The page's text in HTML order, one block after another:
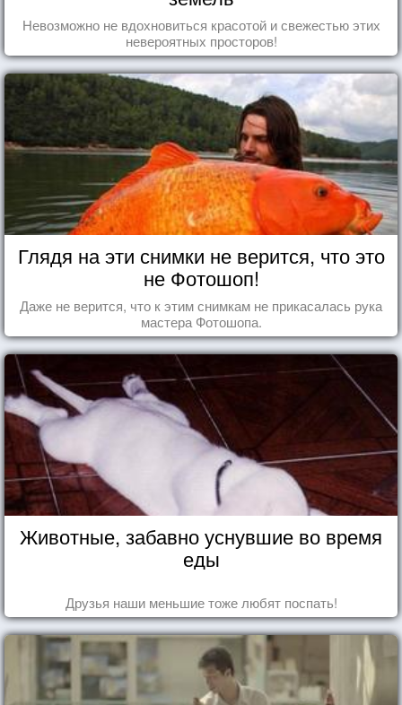
Невозможно не вдохновиться красотой и свежестью этих
невероятных просторов!
Глядя на эти снимки не верится, что это
не Фотошоп!
Даже не верится, что к этим снимкам не прикасалась рука
мастера Фотошопа.
Животные, забавно уснувшие во время
еды
Друзья наши меньшие тоже любят поспать!